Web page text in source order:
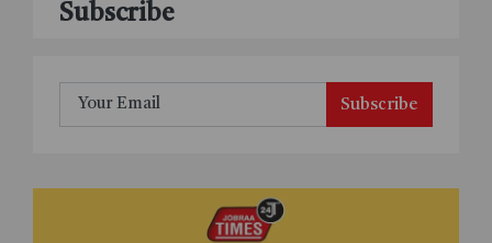
Subscribe
Subscribe